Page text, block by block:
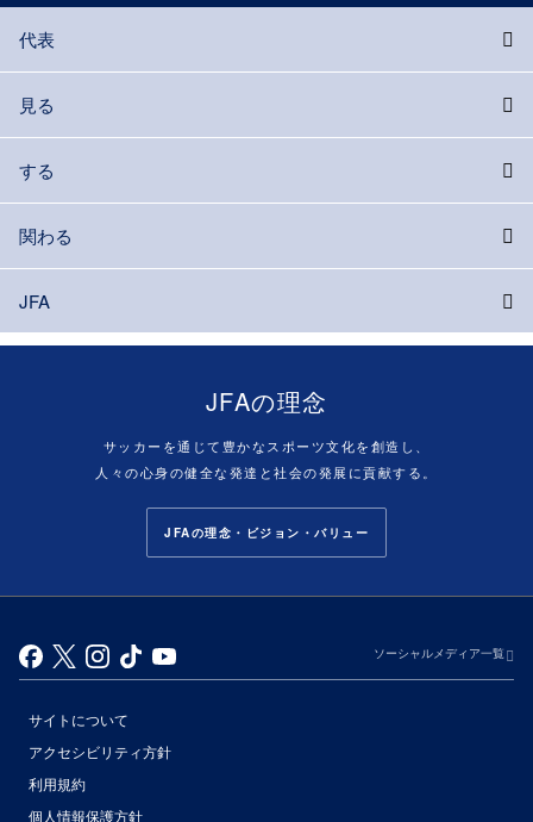
代表
見る
する
関わる
JFA
JFAの理念
サッカーを通じて豊かなスポーツ文化を創造し、
人々の心身の健全な発達と社会の発展に貢献する。
JFAの理念・ビジョン・バリュー
ソーシャルメディア一覧
サイトについて
アクセシビリティ方針
利用規約
個人情報保護方針